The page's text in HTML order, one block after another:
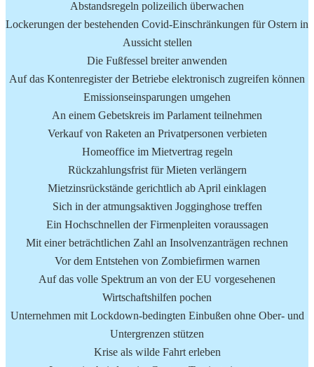
Abstandsregeln polizeilich überwachen
Lockerungen der bestehenden Covid-Einschränkungen für Ostern in
Aussicht stellen
Die Fußfessel breiter anwenden
Auf das Kontenregister der Betriebe elektronisch zugreifen können
Emissionseinsparungen umgehen
An einem Gebetskreis im Parlament teilnehmen
Verkauf von Raketen an Privatpersonen verbieten
Homeoffice im Mietvertrag regeln
Rückzahlungsfrist für Mieten verlängern
Mietzinsrückstände gerichtlich ab April einklagen
Sich in der atmungsaktiven Jogginghose treffen
Ein Hochschnellen der Firmenpleiten voraussagen
Mit einer beträchtlichen Zahl an Insolvenzanträgen rechnen
Vor dem Entstehen von Zombiefirmen warnen
Auf das volle Spektrum an von der EU vorgesehenen
Wirtschaftshilfen pochen
Unternehmen mit Lockdown-bedingten Einbußen ohne Ober- und
Untergrenzen stützen
Krise als wilde Fahrt erleben